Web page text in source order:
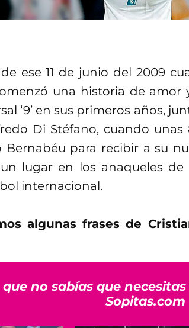
ese 11 de junio del 2009
una historia de
‘9’ en sus primeros años,
Di Stéfano, cuando
Bernabéu para recibir a su
lugar en los anaqueles
internacional.
algunas frases de
que no sabías que
Sopitas.com